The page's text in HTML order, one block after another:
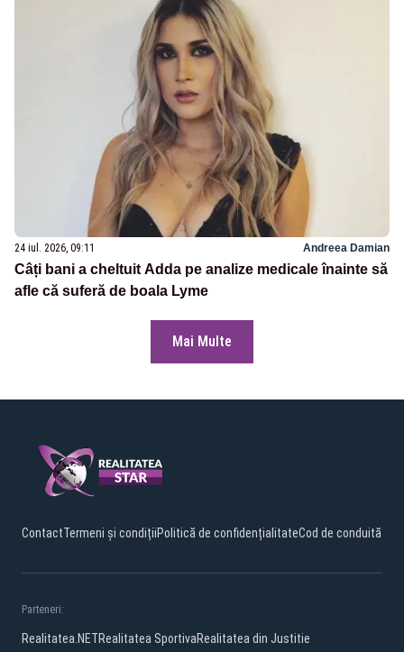
24 iul. 2026, 09:11 Andreea Damian
Câți bani a cheltuit Adda pe analize medicale înainte să
afle că suferă de boala Lyme
Mai Multe
ContactTermeni și condițiiPolitică de confidențialitateCod de conduită
Parteneri:
Realitatea.NETRealitatea SportivaRealitatea din Justitie